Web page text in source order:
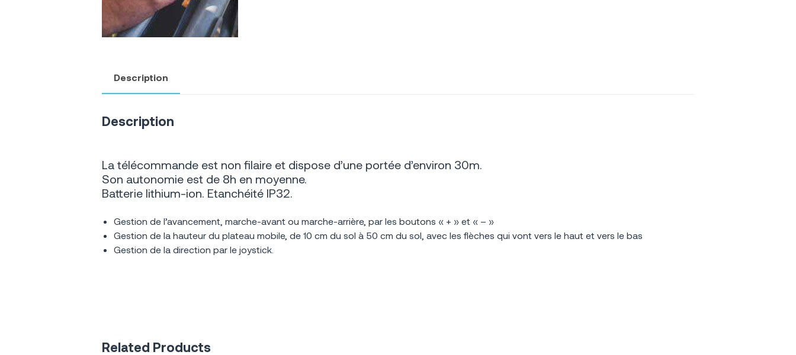
Description
Description
La télécommande est non filaire et dispose d’une portée d’environ 30m.
Son autonomie est de 8h en moyenne.
Batterie lithium-ion. Etanchéité IP32.
Gestion de l’avancement, marche-avant ou marche-arrière, par les boutons « + » et « – »
Gestion de la hauteur du plateau mobile, de 10 cm du sol à 50 cm du sol, avec les flèches qui vont vers le haut et vers le bas
Gestion de la direction par le joystick.
Related Products